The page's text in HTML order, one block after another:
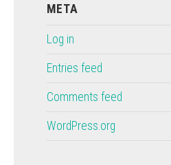
META
Log in
Entries feed
Comments feed
WordPress.org